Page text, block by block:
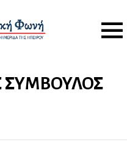
Menu
ΣΎΜΒΟΥΛΟΣ